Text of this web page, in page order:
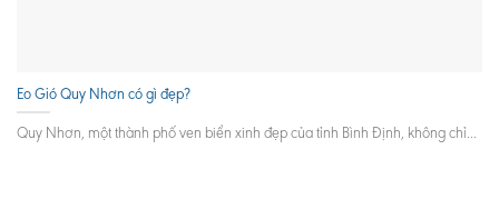
Eo Gió Quy Nhơn có gì đẹp?
Quy Nhơn, một thành phố ven biển xinh đẹp của tỉnh Bình Định, không chỉ...